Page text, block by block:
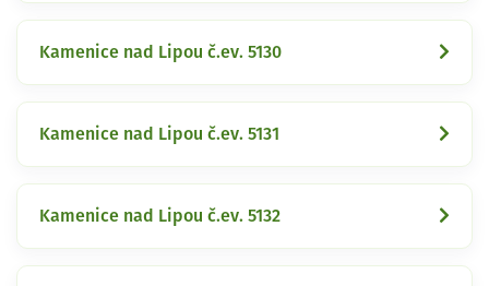
Kamenice nad Lipou č.ev. 5130
Kamenice nad Lipou č.ev. 5131
Kamenice nad Lipou č.ev. 5132